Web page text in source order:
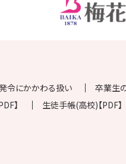
令にかかわる扱い
卒業生
】
生徒手帳(高校)【PDF】